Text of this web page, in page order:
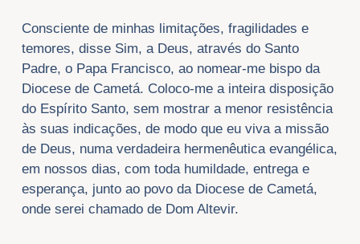
Consciente de minhas limitações, fragilidades e
temores, disse Sim, a Deus, através do Santo
Padre, o Papa Francisco, ao nomear-me bispo da
Diocese de Cametá. Coloco-me a inteira disposição
do Espírito Santo, sem mostrar a menor resistência
às suas indicações, de modo que eu viva a missão
de Deus, numa verdadeira hermenêutica evangélica,
em nossos dias, com toda humildade, entrega e
esperança, junto ao povo da Diocese de Cametá,
onde serei chamado de Dom Altevir.